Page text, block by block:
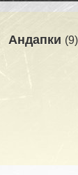
Андапки 9